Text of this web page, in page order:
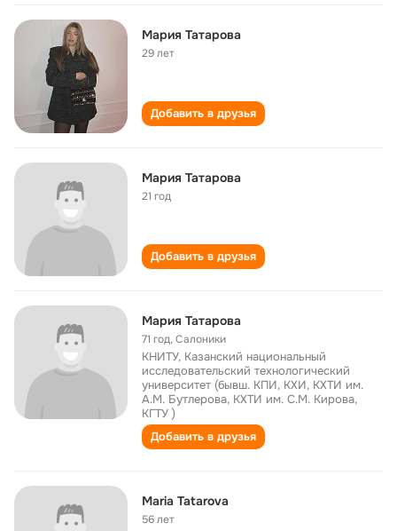
Мария Татарова
29 лет
Добавить в друзья
Мария Татарова
21 год
Добавить в друзья
Мария Татарова
71 год,Салоники
КНИТУ, Казанский национальный
исследовательский технологический
университет (бывш. КПИ, КХИ, КХТИ им.
А.М. Бутлерова, КХТИ им. С.М. Кирова,
КГТУ )
Добавить в друзья
Maria Tatarova
56 лет